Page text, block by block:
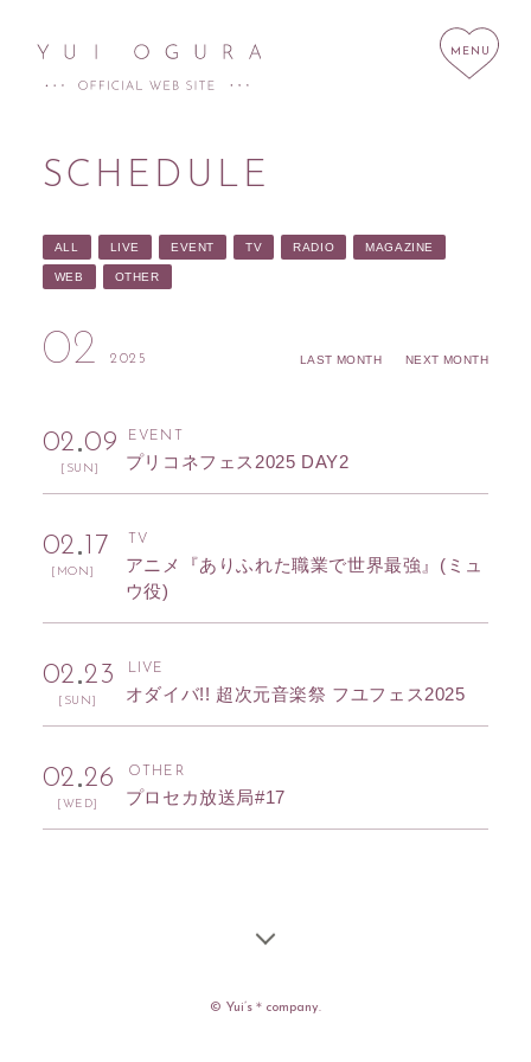
HOME NEWS
DISCOGRAPHY
MOVIE
SHANAIHOU
SCHEDULE
ALL LIVE EVENT TV RADIO MAGAZINE
WEB OTHER
02 2025 LAST MONTH NEXT MONTH
02 09
[SUN]
EVENT
プリコネフェス2025 DAY2
02 17
[MON]
TV
アニメ『ありふれた職業で世界最強』(ミュ
ウ役)
02 23
[SUN]
LIVE
オダイバ!! 超次元音楽祭 フユフェス2025
02 26
[WED]
OTHER
プロセカ放送局#17
© Yui’s＊company.